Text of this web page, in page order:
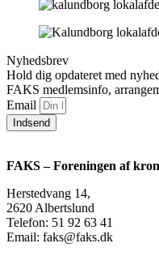
Nyhedsbrev
Hold dig opdateret med
FAKS medlemsinfo,
Email
Indsend
FAKS – Foreningen af
Herstedvang 14,
2620 Albertslund
Telefon: 51 92 63 41
Email: faks@faks.dk